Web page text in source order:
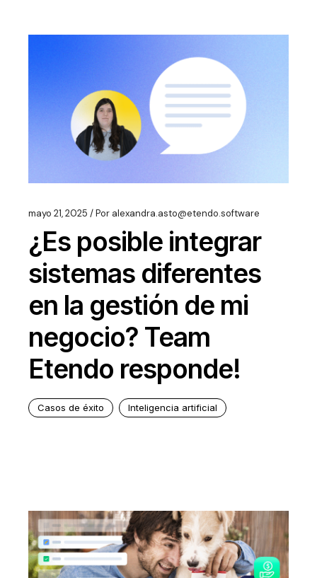
mayo 21, 2025 Por alexandra.asto@etendo.software
¿Es posible integrar
sistemas diferentes
en la gestión de mi
negocio? Team
Etendo responde!
Casos de éxito Inteligencia artificial